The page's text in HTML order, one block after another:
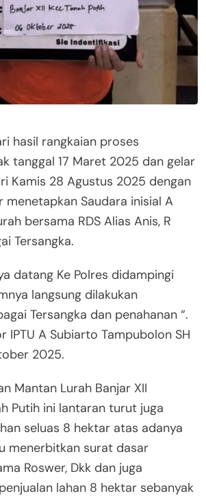
hasil rangkaian proses
tanggal 17 Maret 2025 dan gelar
Kamis 28 Agustus 2025 dengan
menetapkan Saudara inisial A
bersama RDS Alias Anis, R
Tersangka.
datang Ke Polres didampingi
langsung dilakukan
Tersangka dan penahanan “.
IPTU A Subiarto Tampubolon SH
2025.
Mantan Lurah Banjar XII
Putih ini lantaran turut juga
seluas 8 hektar atas adanya
menerbitkan surat dasar
Roswer, Dkk dan juga
lahan 8 hektar sebanyak